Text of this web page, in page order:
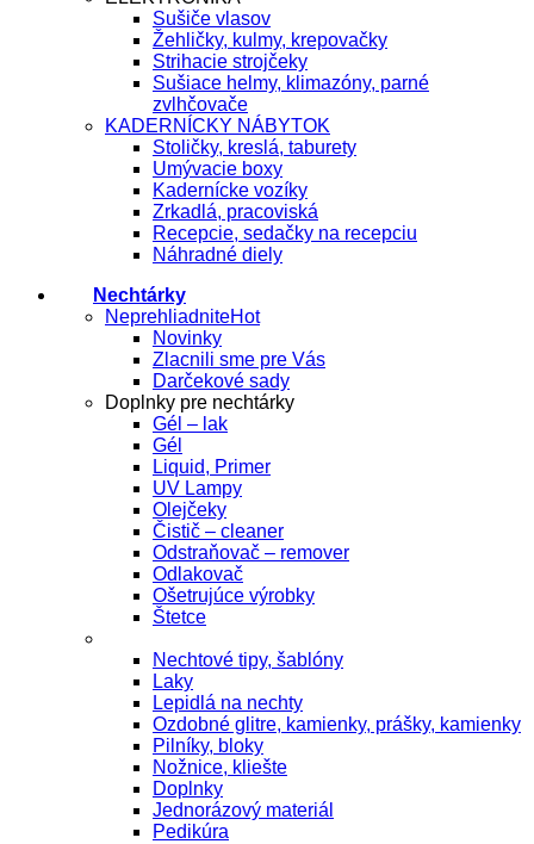
Sušiče vlasov
Žehličky, kulmy, krepovačky
Strihacie strojčeky
Sušiace helmy, klimazóny, parné
zvlhčovače
KADERNÍCKY NÁBYTOK
Stoličky, kreslá, taburety
Umývacie boxy
Kadernícke vozíky
Zrkadlá, pracoviská
Recepcie, sedačky na recepciu
Náhradné diely
Nechtárky
Neprehliadnite
Novinky
Zlacnili sme pre Vás
Darčekové sady
Doplnky pre nechtárky
Gél – lak
Gél
Liquid, Primer
UV Lampy
Olejčeky
Čistič – cleaner
Odstraňovač – remover
Odlakovač
Ošetrujúce výrobky
Štetce
Nechtové tipy, šablóny
Laky
Lepidlá na nechty
Ozdobné glitre, kamienky, prášky, kamienky
Pilníky, bloky
Nožnice, kliešte
Doplnky
Jednorázový materiál
Pedikúra